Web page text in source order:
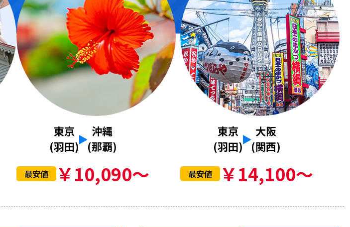
東京
(羽田)
沖縄
(那覇)
最安値 ￥10,090～
東京
(羽田)
大阪
(関西)
最安値 ￥14,100～